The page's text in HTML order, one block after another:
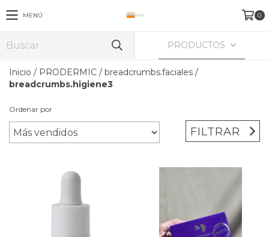
MENÚ 0
PRODUCTOS
Inicio / PRODERMIC / breadcrumbs.faciales /
breadcrumbs.higiene3
Ordenar por
FILTRAR